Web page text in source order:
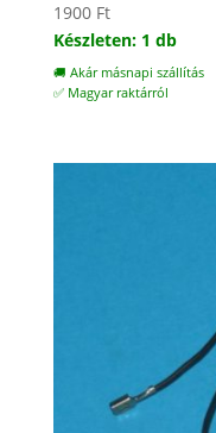
1900 Ft
Készleten: 1 db
🚚 Akár másnapi szállítás
✅ Magyar raktárról